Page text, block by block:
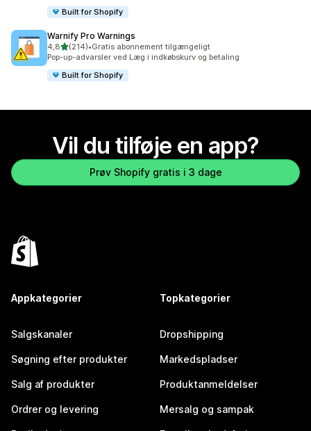
Built for Shopify
Warnify Pro Warnings
4,8ud af 5 stjerner
(214)
214 anmeldelser i alt
•Gratis abonnement tilgængeligt
Pop-up-advarsler ved Læg i indkøbskurv og betaling
Built for Shopify
Vil du tilføje en app?
Prøv Shopify gratis i 3 dage
Appkategorier
Salgskanaler
Søgning efter produkter
Salg af produkter
Ordrer og levering
Topkategorier
Dropshipping
Markedspladser
Produktanmeldelser
Mersalg og sampak